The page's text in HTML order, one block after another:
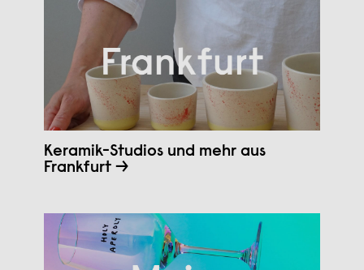
Keramik-Studios und mehr aus
Frankfurt →